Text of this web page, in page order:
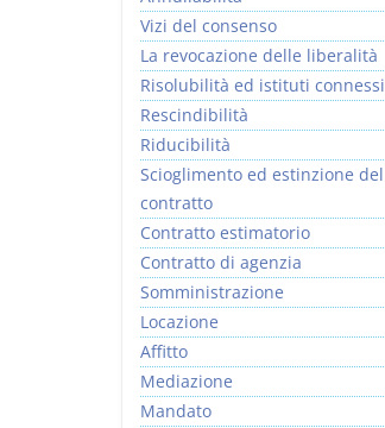
Vizi del consenso
La revocazione delle liberalità
Risolubilità ed istituti connessi
Rescindibilità
Riducibilità
Scioglimento ed estinzione del
contratto
Contratto estimatorio
Contratto di agenzia
Somministrazione
Locazione
Affitto
Mediazione
Mandato